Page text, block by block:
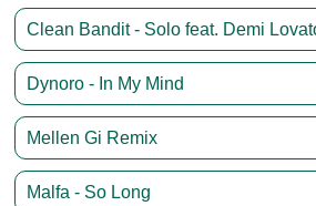
Clean Bandit - Solo feat. Demi
Dynoro - In My Mind
Mellen Gi Remix
Malfa - So Long